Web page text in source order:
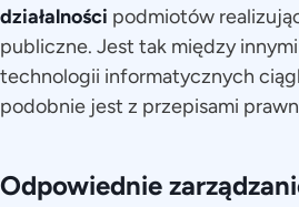
działalności podmiotów
publiczne. Jest tak między
technologii informatycznych
podobnie jest z przepisami
Odpowiednie